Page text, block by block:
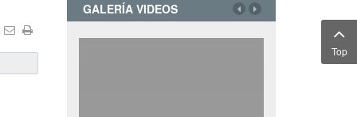
GALERÍA VIDEOS
Top